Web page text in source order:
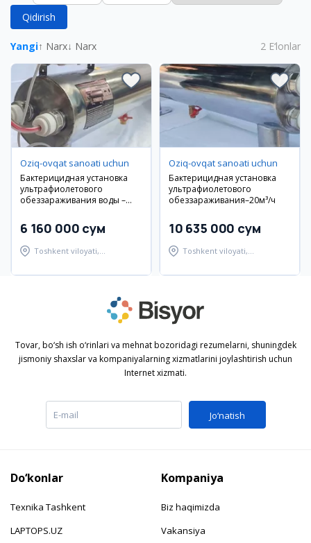
Qidirish
Yangi↑ Narx↓ Narx 2 E‘lonlar
Oziq-ovqat sanoati uchun
Бактерицидная установка
ультрафиолетового
обеззараживания воды –
6 160 000 сум
Toshkent viloyati,
Oziq-ovqat sanoati uchun
Бактерицидная установка
ультрафиолетового
обеззараживания–20м³/ч
10 635 000 сум
Toshkent viloyati,
Tovar, bo‘sh ish o‘rinlari va mehnat bozoridagi rezumelarni, shuningdek
jismoniy shaxslar va kompaniyalarning xizmatlarini joylashtirish uchun
Internet xizmati.
Jo‘natish
Do‘konlar
Texnika Tashkent
LAPTOPS.UZ
Kompaniya
Biz haqimizda
Vakansiya